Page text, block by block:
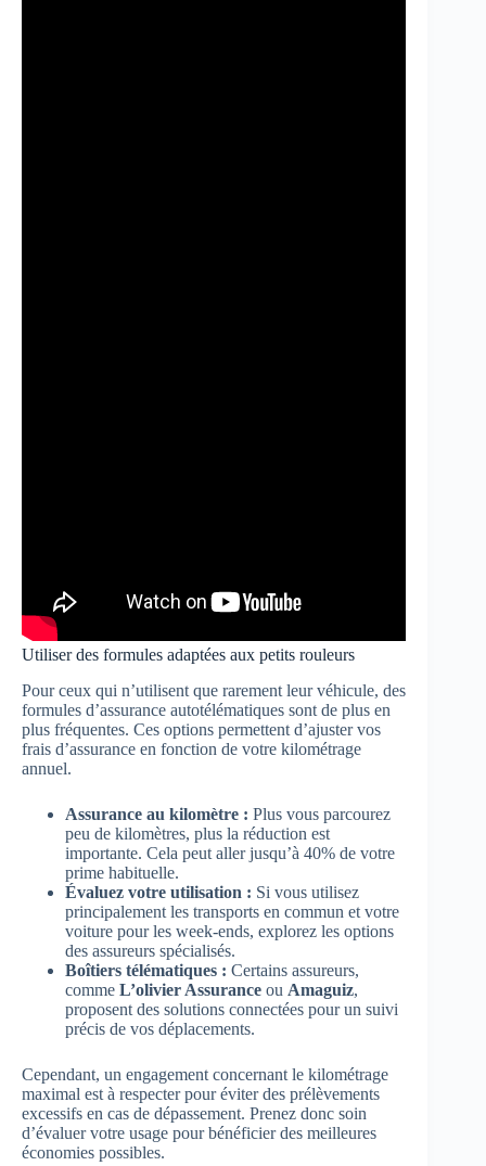
Utiliser des formules adaptées aux petits rouleurs
Pour ceux qui n’utilisent que rarement leur véhicule, des
formules d’assurance autotélématiques sont de plus en
plus fréquentes. Ces options permettent d’ajuster vos
frais d’assurance en fonction de votre kilométrage
annuel.
Assurance au kilomètre : Plus vous parcourez
peu de kilomètres, plus la réduction est
importante. Cela peut aller jusqu’à 40% de votre
prime habituelle.
Évaluez votre utilisation : Si vous utilisez
principalement les transports en commun et votre
voiture pour les week-ends, explorez les options
des assureurs spécialisés.
Boîtiers télématiques : Certains assureurs,
comme L’olivier Assurance ou Amaguiz,
proposent des solutions connectées pour un suivi
précis de vos déplacements.
Cependant, un engagement concernant le kilométrage
maximal est à respecter pour éviter des prélèvements
excessifs en cas de dépassement. Prenez donc soin
d’évaluer votre usage pour bénéficier des meilleures
économies possibles.